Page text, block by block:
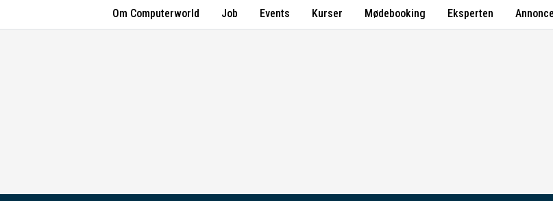
Om Computerworld Job Events Kurser Mødebooking Eksperten